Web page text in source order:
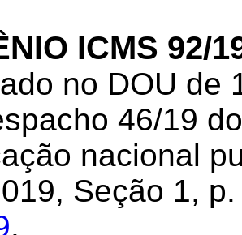
ICMS 92/
no DOU de
46/19
nacional
Seção 1,
.